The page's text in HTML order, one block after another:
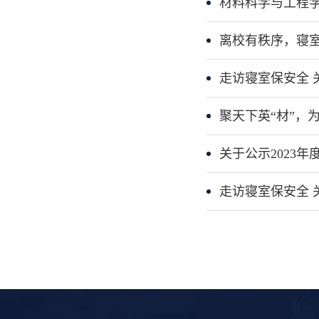
离校有秩序，寝
走访寝室保安全
聚天下英“材”，
关于公示2023年
走访寝室保安全